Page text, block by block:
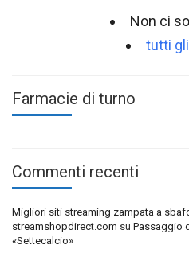
Non ci
tutti
Farmacie di turno
Commenti recenti
Migliori siti streaming zampata a
streamshopdirect.com su Passaggio
«Settecalcio»